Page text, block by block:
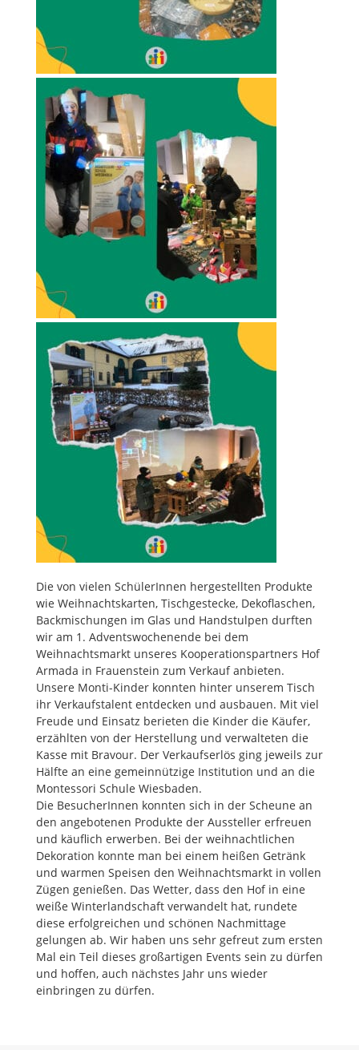
Die von vielen SchülerInnen hergestellten Produkte
wie Weihnachtskarten, Tischgestecke, Dekoflaschen,
Backmischungen im Glas und Handstulpen durften
wir am 1. Adventswochenende bei dem
Weihnachtsmarkt unseres Kooperationspartners Hof
Armada in Frauenstein zum Verkauf anbieten.
Unsere Monti-Kinder konnten hinter unserem Tisch
ihr Verkaufstalent entdecken und ausbauen. Mit viel
Freude und Einsatz berieten die Kinder die Käufer,
erzählten von der Herstellung und verwalteten die
Kasse mit Bravour. Der Verkaufserlös ging jeweils zur
Hälfte an eine gemeinnützige Institution und an die
Montessori Schule Wiesbaden.
Die BesucherInnen konnten sich in der Scheune an
den angebotenen Produkte der Aussteller erfreuen
und käuflich erwerben. Bei der weihnachtlichen
Dekoration konnte man bei einem heißen Getränk
und warmen Speisen den Weihnachtsmarkt in vollen
Zügen genießen. Das Wetter, dass den Hof in eine
weiße Winterlandschaft verwandelt hat, rundete
diese erfolgreichen und schönen Nachmittage
gelungen ab. Wir haben uns sehr gefreut zum ersten
Mal ein Teil dieses großartigen Events sein zu dürfen
und hoffen, auch nächstes Jahr uns wieder
einbringen zu dürfen.